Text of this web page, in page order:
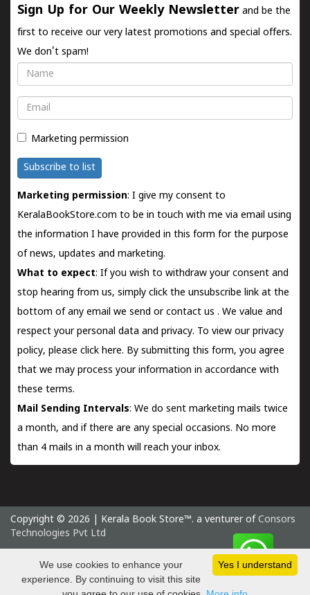
Sign Up for Our Weekly Newsletter and be the
first to receive our very latest promotions and special offers.
We don't spam!
Name
Email
Marketing permission
Subscribe to list
Marketing permission: I give my consent to
KeralaBookStore.com to be in touch with me via email using
the information I have provided in this form for the purpose
of news, updates and marketing.
What to expect: If you wish to withdraw your consent and
stop hearing from us, simply click the unsubscribe link at the
bottom of any email we send orcontact us . We value and
respect your personal data and privacy. To view our privacy
policy, please click here. By submitting this form, you agree
that we may process your information in accordance with
these terms.
Mail Sending Intervals: We do sent marketing mails twice
a month, and if there are any special occasions. No more
than 4 mails in a month will reach your inbox.
Copyright © 2026 | Kerala Book Store™. a venturer of Consors
Technologies Pvt Ltd
Sunday 9 August, 2026 IST
Yes I understand
We use cookies to enhance your
experience. By continuing to visit this site